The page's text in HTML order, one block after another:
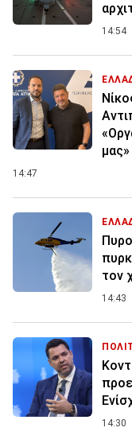
14:54
μας»
14:47
τον
14:43
14:30